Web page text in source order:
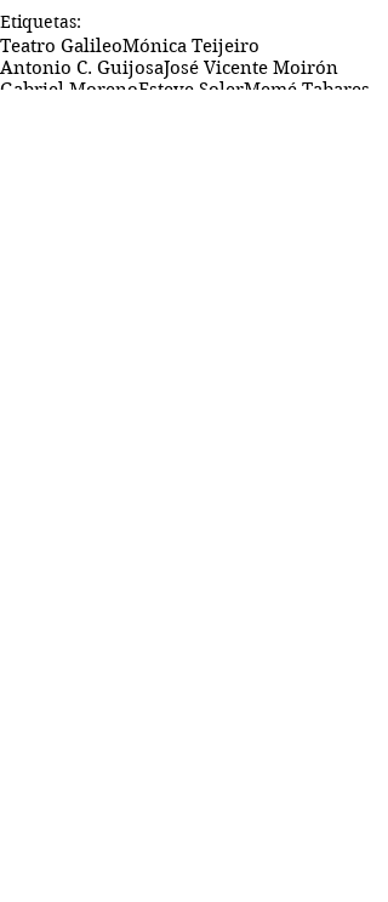
Etiquetas:
Teatro GalileoMónica Teijeiro
Antonio C. GuijosaJosé Vicente Moirón
Gabriel MorenoEsteve SolerMemé Tabares